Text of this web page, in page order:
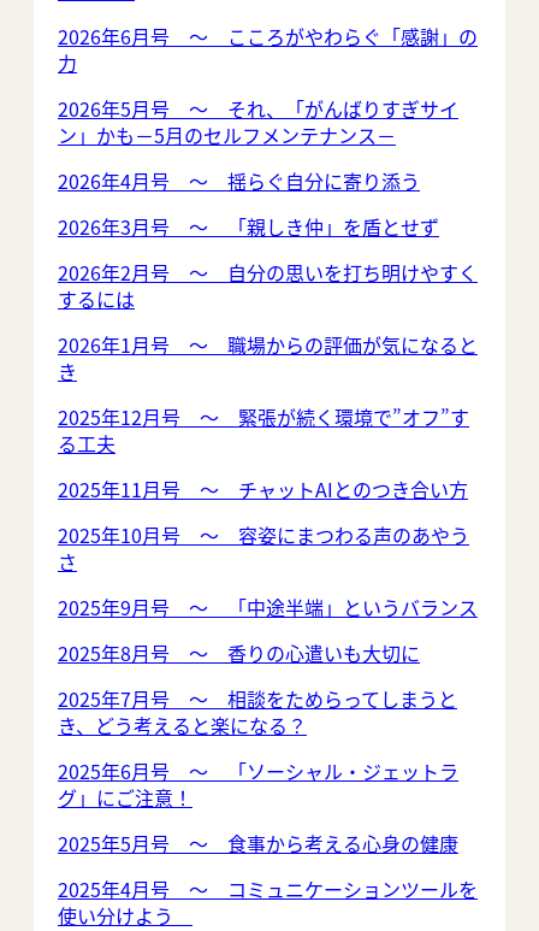
2026年6月号 ～ こころがやわらぐ「感謝」の
力
2026年5月号 ～ それ、「がんばりすぎサイ
ン」かも－5月のセルフメンテナンス－
2026年4月号 ～ 揺らぐ自分に寄り添う
2026年3月号 ～ 「親しき仲」を盾とせず
2026年2月号 ～ 自分の思いを打ち明けやすく
するには
2026年1月号 ～ 職場からの評価が気になると
き
2025年12月号 ～ 緊張が続く環境で”オフ”す
る工夫
2025年11月号 ～ チャットAIとのつき合い方
2025年10月号 ～ 容姿にまつわる声のあやう
さ
2025年9月号 ～ 「中途半端」というバランス
2025年8月号 ～ 香りの心遣いも大切に
2025年7月号 ～ 相談をためらってしまうと
き、どう考えると楽になる？
2025年6月号 ～ 「ソーシャル・ジェットラ
グ」にご注意！
2025年5月号 ～ 食事から考える心身の健康
2025年4月号 ～ コミュニケーションツールを
使い分けよう